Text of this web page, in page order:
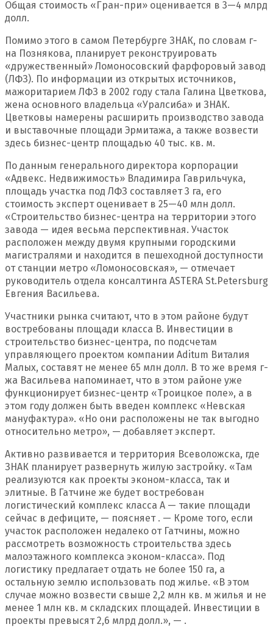
Общая стоимость «Гран-при» оценивается в 3—4 млрд
долл.
Помимо этого в самом Петербурге ЗНАК, по словам г-
на Познякова, планирует реконструировать
«дружественный» Ломоносовский фарфоровый завод
(ЛФЗ). По информации из открытых источников,
мажоритарием ЛФЗ в 2002 году стала Галина Цветкова,
жена основного владельца «Уралсиба» и ЗНАК.
Цветковы намерены расширить производство завода
и выставочные площади Эрмитажа, а также возвести
здесь бизнес-центр площадью 40 тыс. кв. м.
По данным генерального директора корпорации
«Адвекс. Недвижимость» Владимира Гаврильчука,
площадь участ­ка под ЛФЗ составляет 3 га, его
стоимость эксперт оценивает в 25—40 млн долл.
«Строительство бизнес-центра на территории этого
завода — идея весьма перспективная. Участок
расположен между двумя крупными городскими
магистралями и находится в пешеходной доступности
от станции метро «Ломоносовская», — отмечает
руководитель отдела консалтинга ASTERA St.Petersburg
Евгения Васильева.
Участники рынка считают, что в этом районе будут
востребованы площади класса B. Инвестиции в
строительство бизнес-центра, по подсчетам
управляющего проектом компании Aditum Виталия
Малых, составят не менее 65 млн долл. В то же время г-
жа Васильева напоминает, что в этом районе уже
функционирует бизнес-центр «Троицкое поле», а в
этом году должен быть введен комплекс «Невская
мануфактура». «Но они расположены не так выгодно
относительно метро», — добавляет эксперт.
Активно развивается и территория Всеволожска, где
ЗНАК планирует развернуть жилую застройку. «Там
реализуются как проекты эконом-класса, так и
элитные. В Гатчине же будет востребован
логистический комплекс класса A — такие площади
сейчас в дефиците, — поясняет . — Кроме того, если
участок расположен недалеко от Гатчины, можно
рассмотреть возможность строительства здесь
малоэтажного комплекса эконом-класса». Под
логистику предлагает отдать не более 150 га, а
остальную землю использовать под жилье. «В этом
случае можно возвести свыше 2,2 млн кв. м жилья и не
менее 1 млн кв. м складских площадей. Инвестиции в
проекты превысят 2,6 млрд долл.», — .